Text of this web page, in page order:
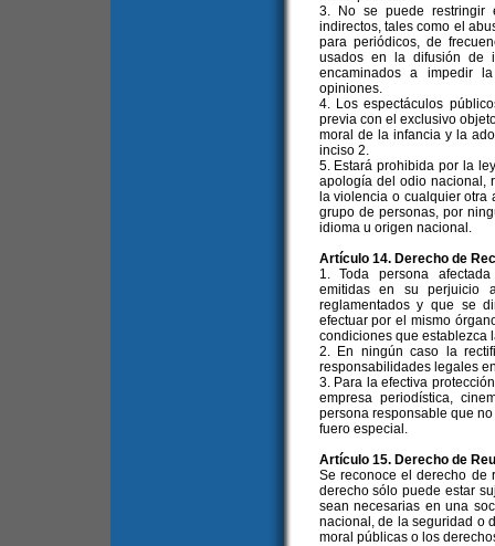
3. No se puede restringir
indirectos, tales como el
para periódicos, de
usados en la difusión de
encaminados a impedir
opiniones.
4. Los espectáculos
previa con el exclusivo
moral de la infancia y la
inciso 2.
5. Estará prohibida por la
apología del odio nacional,
la violencia o cualquier
grupo de personas, por
idioma u origen nacional.
Artículo 14. Derecho de
1. Toda persona
emitidas en su perjuicio
reglamentados y que se
efectuar por el mismo
condiciones que establezca
2. En ningún caso la
responsabilidades legales
3. Para la efectiva
empresa periodística,
persona responsable que
fuero especial.
Artículo 15. Derecho de
Se reconoce el derecho de
derecho sólo puede estar
sean necesarias en una
nacional, de la seguridad o
moral públicas o los